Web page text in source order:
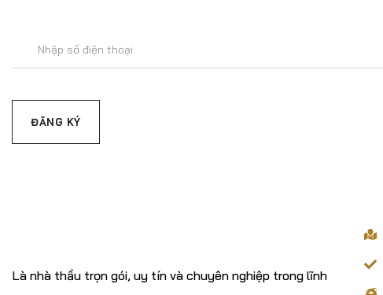
Là nhà thầu trọn gói, uy tín và chuyên nghiệp trong lĩnh